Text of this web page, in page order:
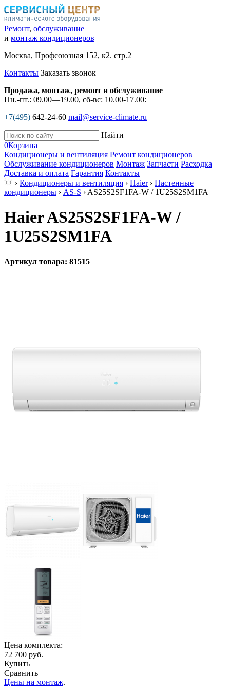
Ремонт, обслуживание
и монтаж кондиционеров
Москва, Профсоюзная 152, к2. стр.2
Контакты Заказать звонок
Продажа, монтаж, ремонт и обслуживание
Пн.-пт.: 09.00—19.00, сб-вс: 10.00-17.00:
+7(495) 642-24-60 mail@service-climate.ru
Найти
0Корзина
Кондиционеры и вентиляция Ремонт кондиционеров
Обслуживание кондиционеров Монтаж Запчасти Расходка
Доставка и оплата Гарантия Контакты
› Кондиционеры и вентиляция › Haier› Настенные
кондиционеры › AS-S › AS25S2SF1FA-W / 1U25S2SM1FA
Haier AS25S2SF1FA-W /
1U25S2SM1FA
Артикул товара: 81515
Цена комплекта:
72 700 руб.
Купить
Сравнить
Цены на монтаж.